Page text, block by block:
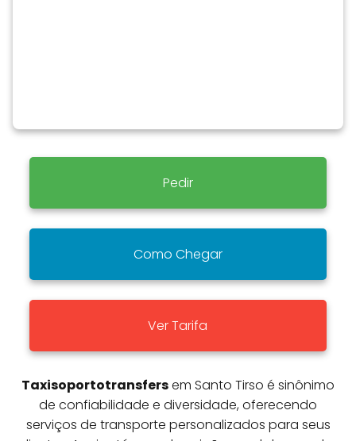
Pedir
Como Chegar
Ver Tarifa
Taxisoportotransfersem Santo Tirso é sinônimo
de confiabilidade e diversidade, oferecendo
serviços de transporte personalizados para seus